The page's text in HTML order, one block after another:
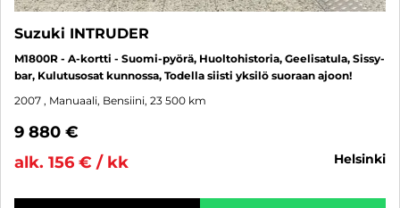
Suzuki INTRUDER
M1800R - A-kortti - Suomi-pyörä, Huoltohistoria, Geelisatula, Sissy-
bar, Kulutusosat kunnossa, Todella siisti yksilö suoraan ajoon!
2007 , Manuaali, Bensiini, 23 500 km
9 880 €
alk. 156 € / kk
helsinki